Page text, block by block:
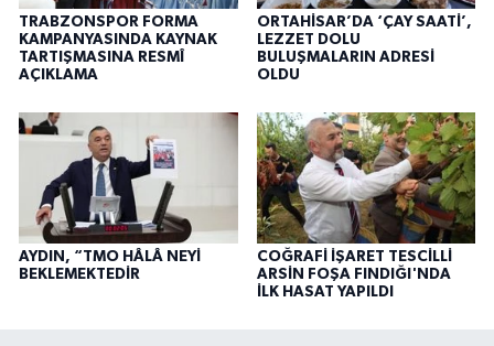
TRABZONSPOR FORMA
KAMPANYASINDA KAYNAK
TARTIŞMASINA RESMÎ
AÇIKLAMA
ORTAHİSAR’DA ‘ÇAY SAATİ’,
LEZZET DOLU
BULUŞMALARIN ADRESİ
OLDU
AYDIN, “TMO HÂLÂ NEYİ
BEKLEMEKTEDİR
COĞRAFİ İŞARET TESCİLLİ
ARSİN FOŞA FINDIĞI'NDA
İLK HASAT YAPILDI